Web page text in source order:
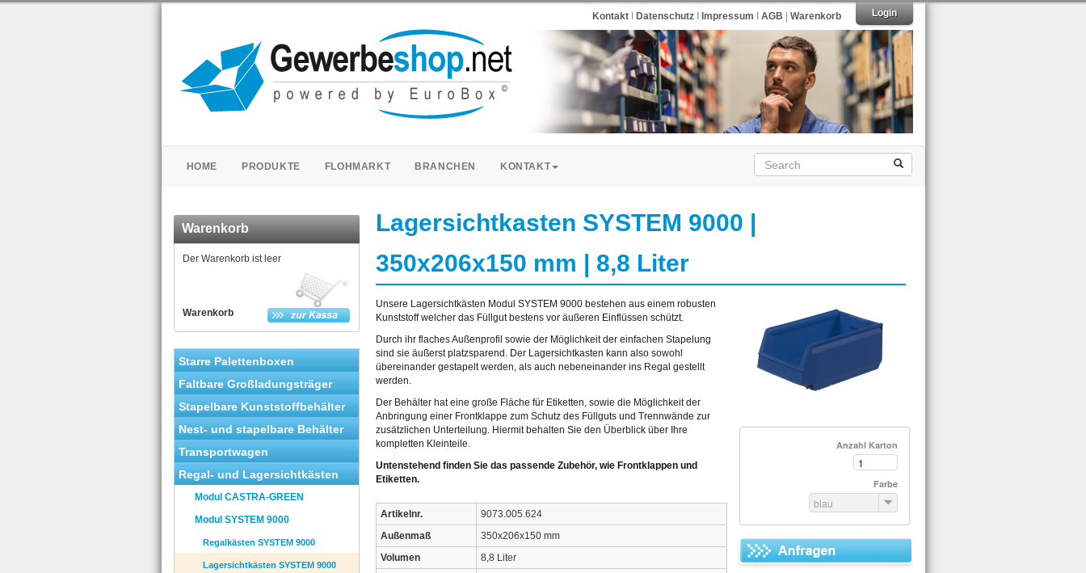
KontaktI Datenschutz Impressum AGB Warenkorb Login
HOME PRODUKTE FLOHMARKT BRANCHEN KONTAKT
Warenkorb
Warenkorb
Der Warenkorb ist leer
Starre Palettenboxen
Faltbare Großladungsträger
Stapelbare Kunststoffbehälter
Nest- und stapelbare Behälter
Transportwagen
Regal- und Lagersichtkästen
Modul CASTRA-GREEN
Modul SYSTEM 9000
Regalkästen SYSTEM 9000
Lagersichtkästen SYSTEM 9000
Lagersichtkasten SYSTEM 9000 |
350x206x150 mm | 8,8 Liter
Unsere Lagersichtkästen Modul SYSTEM 9000 bestehen aus einem robusten
Kunststoff welcher das Füllgut bestens vor äußeren Einflüssen schützt.
Durch ihr flaches Außenprofil sowie der Möglichkeit der einfachen Stapelung
sind sie äußerst platzsparend. Der Lagersichtkasten kann also sowohl
übereinander gestapelt werden, als auch nebeneinander ins Regal gestellt
werden.
Der Behälter hat eine große Fläche für Etiketten, sowie die Möglichkeit der
Anbringung einer Frontklappe zum Schutz des Füllguts und Trennwände zur
zusätzlichen Unterteilung. Hiermit behalten Sie den Überblick über Ihre
kompletten Kleinteile.
Untenstehend finden Sie das passende Zubehör, wie Frontklappen und
Etiketten.
Artikelnr.
9073.005.624
Außenmaß
350x206x150 mm
Volumen
8,8 Liter
Anzahl Karton
Farbe